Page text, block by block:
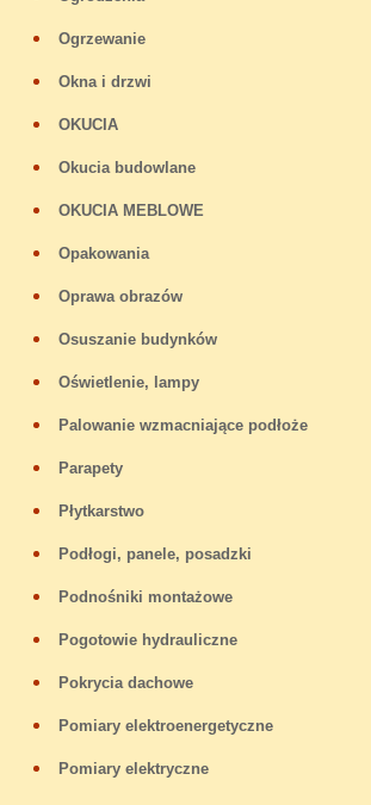
Ogrzewanie
Okna i drzwi
OKUCIA
Okucia budowlane
OKUCIA MEBLOWE
Opakowania
Oprawa obrazów
Osuszanie budynków
Oświetlenie, lampy
Palowanie wzmacniające podłoże
Parapety
Płytkarstwo
Podłogi, panele, posadzki
Podnośniki montażowe
Pogotowie hydrauliczne
Pokrycia dachowe
Pomiary elektroenergetyczne
Pomiary elektryczne